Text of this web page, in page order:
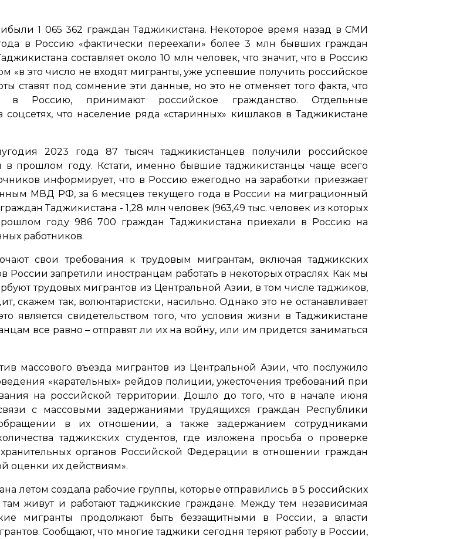
1 065 362 граждан Таджикистана. Некоторое время назад в СМИ
в Россию «фактически переехали» более 3 млн бывших граждан
составляет около 10 млн человек, что значит, что в Россию
«в это число не входят мигранты, уже успевшие получить российское
ставят под сомнение эти данные, но это не отменяет того факта, что
в Россию, принимают российское гражданство. Отдельные
что население ряда «старинных» кишлаков в Таджикистане
2023 года 87 тысяч таджикистанцев получили российское
в прошлом году. Кстати, именно бывшие таджикистанцы чаще всего
информирует, что в Россию ежегодно на заработки приезжает
МВД РФ, за 6 месяцев текущего года в России на миграционный
Таджикистана - 1,28 млн человек (963,49 тыс. человек из которых
году 986 700 граждан Таджикистана приехали в Россию на
работников.
свои требования к трудовым мигрантам, включая таджикских
России запретили иностранцам работать в некоторых отраслях. Как мы
трудовых мигрантов из Центральной Азии, в том числе таджиков,
скажем так, волюнтаристски, насильно. Однако это не останавливает
является свидетельством того, что условия жизни в Таджикистане
все равно – отправят ли их на войну, или им придется заниматься
массового въезда мигрантов из Центральной Азии, что послужило
«карательных» рейдов полиции, ужесточения требований при
на российской территории. Дошло до того, что в начале июня
с массовыми задержаниями трудящихся граждан Республики
в их отношении, а также задержанием сотрудниками
таджикских студентов, где изложена просьба о проверке
органов Российской Федерации в отношении граждан
оценки их действиям».
летом создала рабочие группы, которые отправились в 5 российских
живут и работают таджикские граждане. Между тем независимая
мигранты продолжают быть беззащитными в России, а власти
Сообщают, что многие таджики сегодня теряют работу в России,